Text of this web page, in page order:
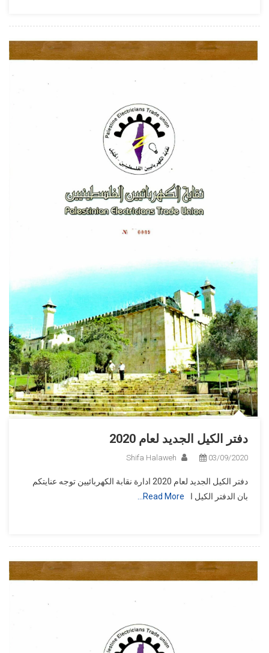
دفتر الكيل الجديد لعام 2020
03/09/2020
Shifa Halaweh
دفتر الكيل الجديد لعام 2020 ادارة نقابة الكهربائيين توجه عنايتكم
بان الدفتر الكيل ا
Read More…